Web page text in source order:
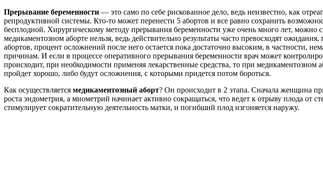
Прерывание беременности — это само по себе рискованное дело, ведь неизвестно, как
репродуктивной системы. Кто-то может перенести 5 абортов и все равно сохранить
бесплодной. Хирургическому методу прерывания беременности уже очень много лет, можно
медикаментозном аборте нельзя, ведь действительно результаты часто превосходят
абортов, процент осложнений после него остается пока достаточно высоким, в
причинам. И если в процессе оперативного прерывания беременности врач может
происходит, при необходимости применяя лекарственные средства, то при
пройдет хорошо, либо будут осложнения, с которыми придется потом бороться.
Как осуществляется медикаментозный аборт? Он происходит в 2 этапа. Сначала женщина
роста эндометрия, а миометрий начинает активно сокращаться, что ведет к отрыву плода
стимулирует сократительную деятельность матки, и погибший плод изгоняется наружу.